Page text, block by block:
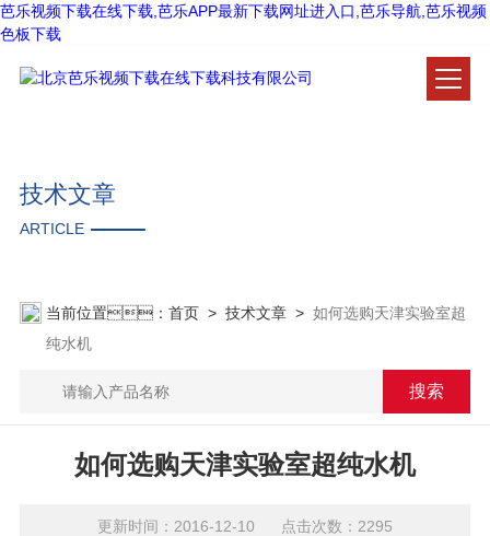
芭乐视频下载在线下载,芭乐APP最新下载网址进入口,芭乐导航,芭乐视频
色板下载
技术文章
ARTICLE
当前位置： 首页> 技术文章> 如何选购天津实验室超
纯水机
如何选购天津实验室超纯水机
更新时间：2016-12-10 点击次数：2295